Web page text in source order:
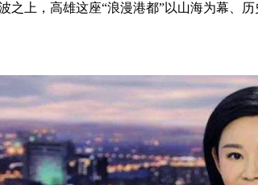
之上，高雄这座“浪漫港都”以山海为幕、